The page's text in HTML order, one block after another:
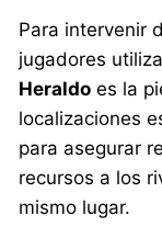
Para intervenir
jugadores
Heraldo es la
localizaciones
para asegurar
recursos a los
mismo lugar.